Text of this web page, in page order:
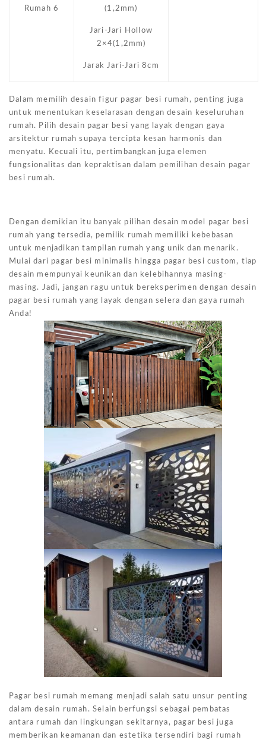
Rumah 6
(1,2mm)
Jari-Jari Hollow
2×4(1,2mm)
Jarak Jari-Jari 8cm
Dalam memilih desain figur pagar besi rumah, penting juga
untuk menentukan keselarasan dengan desain keseluruhan
rumah. Pilih desain pagar besi yang layak dengan gaya
arsitektur rumah supaya tercipta kesan harmonis dan
menyatu. Kecuali itu, pertimbangkan juga elemen
fungsionalitas dan kepraktisan dalam pemilihan desain pagar
besi rumah.
Dengan demikian itu banyak pilihan desain model pagar besi
rumah yang tersedia, pemilik rumah memiliki kebebasan
untuk menjadikan tampilan rumah yang unik dan menarik.
Mulai dari pagar besi minimalis hingga pagar besi custom, tiap
desain mempunyai keunikan dan kelebihannya masing-
masing. Jadi, jangan ragu untuk bereksperimen dengan desain
pagar besi rumah yang layak dengan selera dan gaya rumah
Anda!
Pagar besi rumah memang menjadi salah satu unsur penting
dalam desain rumah. Selain berfungsi sebagai pembatas
antara rumah dan lingkungan sekitarnya, pagar besi juga
memberikan keamanan dan estetika tersendiri bagi rumah